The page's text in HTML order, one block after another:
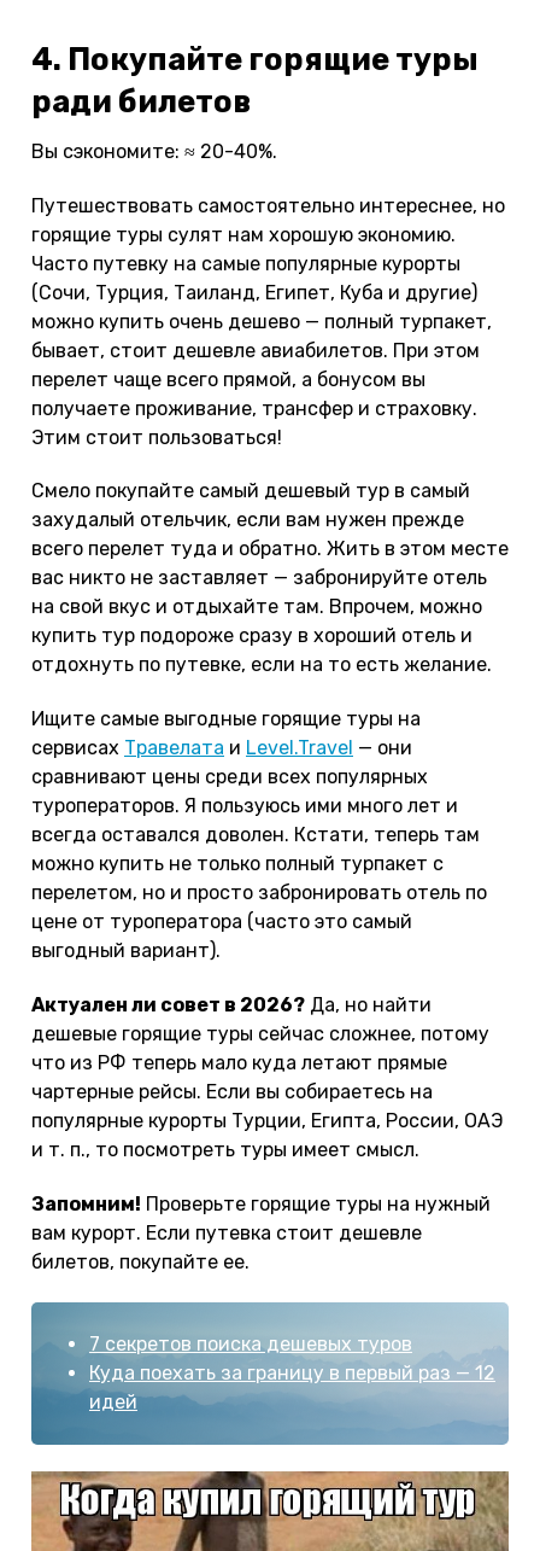
4. Покупайте горящие туры
ради билетов
Вы сэкономите: ≈ 20-40%.
Путешествовать самостоятельно интереснее, но
горящие туры сулят нам хорошую экономию.
Часто путевку на самые популярные курорты
(Сочи, Турция, Таиланд, Египет, Куба и другие)
можно купить очень дешево — полный турпакет,
бывает, стоит дешевле авиабилетов. При этом
перелет чаще всего прямой, а бонусом вы
получаете проживание, трансфер и страховку.
Этим стоит пользоваться!
Смело покупайте самый дешевый тур в самый
захудалый отельчик, если вам нужен прежде
всего перелет туда и обратно. Жить в этом месте
вас никто не заставляет — забронируйте отель
на свой вкус и отдыхайте там. Впрочем, можно
купить тур подороже сразу в хороший отель и
отдохнуть по путевке, если на то есть желание.
Ищите самые выгодные горящие туры на
сервисах Травелата и Level.Travel — они
сравнивают цены среди всех популярных
туроператоров. Я пользуюсь ими много лет и
всегда оставался доволен. Кстати, теперь там
можно купить не только полный турпакет с
перелетом, но и просто забронировать отель по
цене от туроператора (часто это самый
выгодный вариант).
Актуален ли совет в 2026? Да, но найти
дешевые горящие туры сейчас сложнее, потому
что из РФ теперь мало куда летают прямые
чартерные рейсы. Если вы собираетесь на
популярные курорты Турции, Египта, России, ОАЭ
и т. п., то посмотреть туры имеет смысл.
Запомним! Проверьте горящие туры на нужный
вам курорт. Если путевка стоит дешевле
билетов, покупайте ее.
7 секретов поиска дешевых туров
Куда поехать за границу в первый раз — 12
идей